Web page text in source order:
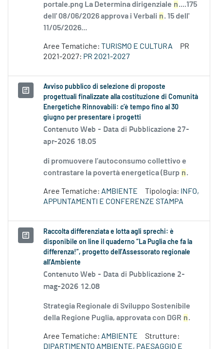
portale.png La Determina dirigenziale n....175
dell' 08/06/2026 approva i Verbali n. 15 dell'
11/05/2026...
Aree Tematiche: TURISMO E CULTURA
PR
2021-2027: PR 2021-2027
Avviso pubblico di selezione di proposte
progettuali finalizzate alla costituzione di Comunità
Energetiche Rinnovabili: c’è tempo fino al 30
giugno per presentare i progetti
Contenuto Web - Data di Pubblicazione 27-
apr-2026 18.05
di promuovere l’autoconsumo collettivo e
contrastare la povertà energetica (Burp n.
Aree Tematiche: AMBIENTE Tipologia:
INFO,
APPUNTAMENTI E CONFERENZE STAMPA
Raccolta differenziata e lotta agli sprechi: è
disponibile on line il quaderno “La Puglia che fa la
differenza!”, progetto dell’Assessorato regionale
all’Ambiente
Contenuto Web - Data di Pubblicazione 2-
mag-2026 12.08
Strategia Regionale di Sviluppo Sostenibile
della Regione Puglia, approvata con DGR n.
Aree Tematiche: AMBIENTE
Strutture:
DIPARTIMENTO AMBIENTE, PAESAGGIO E